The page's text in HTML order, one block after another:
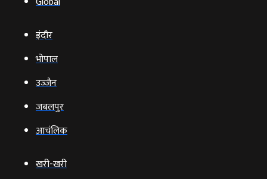
इंदौर
भोपाल
उज्‍जैन
जबलपुर
आचंलिक
खरी-खरी